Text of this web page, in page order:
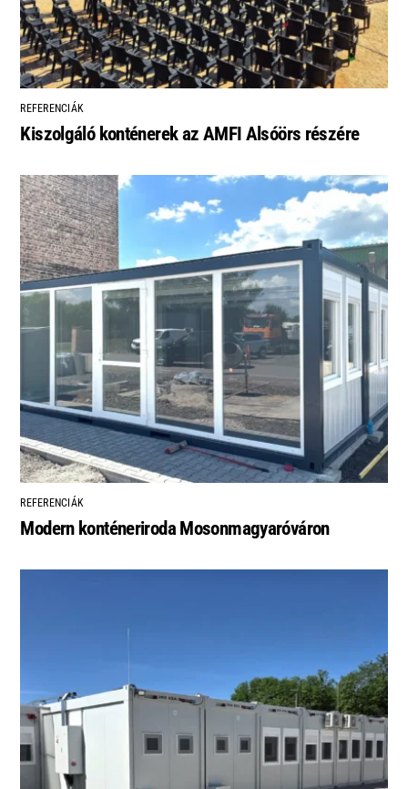
REFERENCIÁK
Kiszolgáló konténerek az AMFI Alsóörs részére
REFERENCIÁK
Modern konténeriroda Mosonmagyaróváron